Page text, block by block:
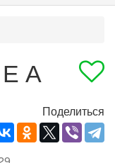
А
Поделиться